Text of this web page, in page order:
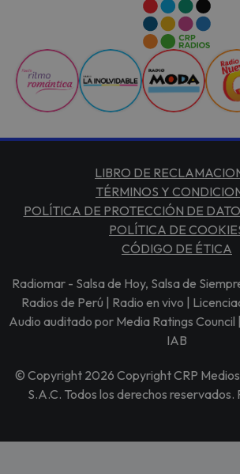
LIBRO DE
TÉRMINOS Y
POLÍTICA DE PROTECCIÓN DE
POLÍTICA DE
CÓDIGO DE ÉTICA
Radiomar - Salsa de Hoy, Salsa de
Radios de Perú | Radio en vivo |
Audio auditado por Media Ratings
IAB
© Copyright 2026 Copyright CRP
S.A.C. Todos los derechos